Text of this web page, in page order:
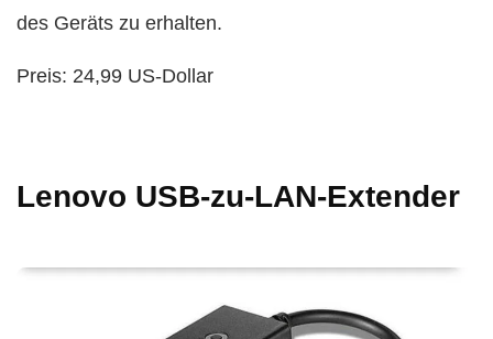
des Geräts zu erhalten.
Preis: 24,99 US-Dollar
Lenovo USB-zu-LAN-Extender